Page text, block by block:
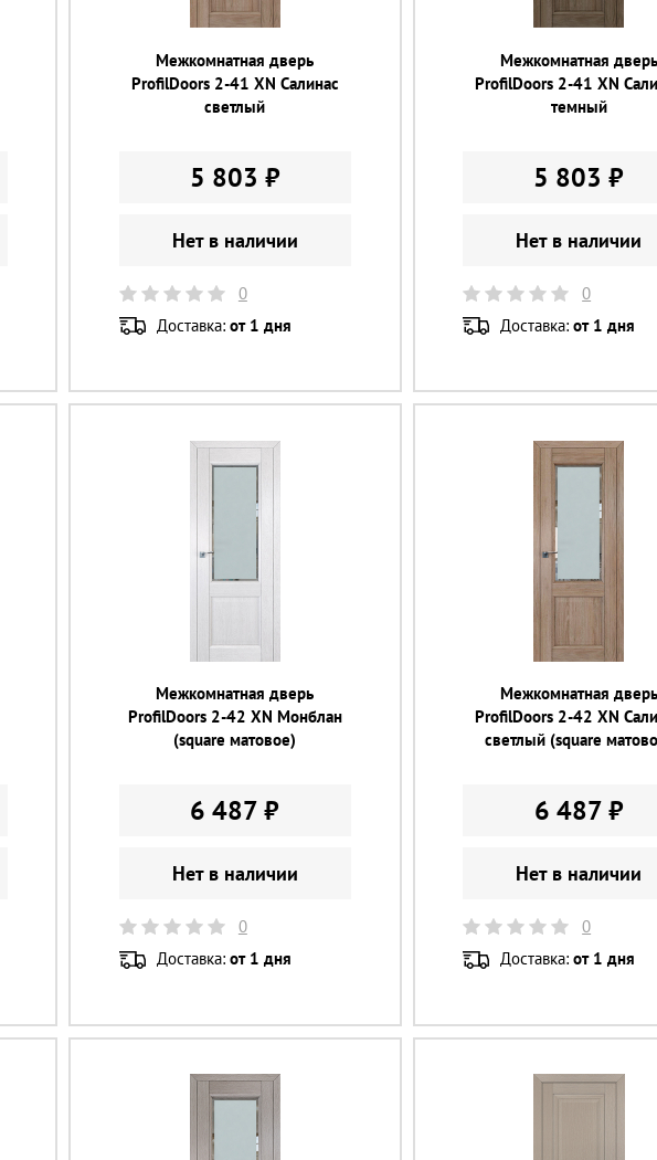
Межкомнатная дверь
ProfilDoors 2-41 XN Салинас
светлый
5 803 ₽
Нет в наличии
0
Доставка: от 1 дня
Межкомнатная дверь
ProfilDoors 2-41 XN
темный
5 803 ₽
Нет в наличии
0
Доставка:от 1 дня
Межкомнатная дверь
ProfilDoors 2-42 XN Монблан
(square матовое)
6 487 ₽
Нет в наличии
0
Доставка: от 1 дня
Межкомнатная дверь
ProfilDoors 2-42 XN
светлый (square
6 487 ₽
Нет в наличии
0
Доставка:от 1 дня